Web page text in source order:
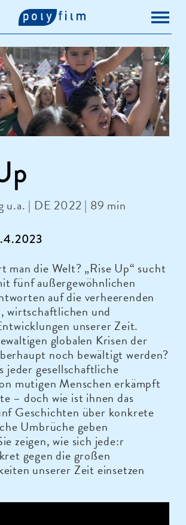
u.a. | DE 2022 | 89 min
man die Welt? „Rise Up“ sucht
fünf außergewöhnlichen
auf die verheerenden
wirtschaftlichen und
unserer Zeit.
globalen Krisen der
noch bewältigt werden?
jeder gesellschaftliche
mutigen Menschen erkämpft
– doch wie ist ihnen das
Geschichten über konkrete
Umbrüche geben
zeigen, wie sich jede:r
gegen die großen
unserer Zeit einsetzen